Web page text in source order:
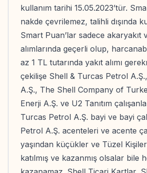
kullanım tarihi 15.05.2023’tür.
nakde çevrilemez, talihli dışında
Smart Puan’lar sadece akaryakıt
alımlarında geçerli olup,
az 1 TL tutarında yakıt alımı
çekilişe Shell & Turcas Petrol
A.Ş., The Shell Company of
Enerji A.Ş. ve U2 Tanıtım
Turcas Petrol A.Ş. bayi ve bayi
Petrol A.Ş. acenteleri ve acente
yaşından küçükler ve Tüzel
katılmış ve kazanmış olsalar bile